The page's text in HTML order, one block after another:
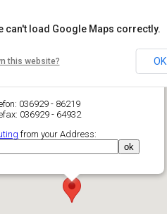
036929 - 86219
036929 - 64932
from your Address:
can't load Google Maps correctly.
this website? OK